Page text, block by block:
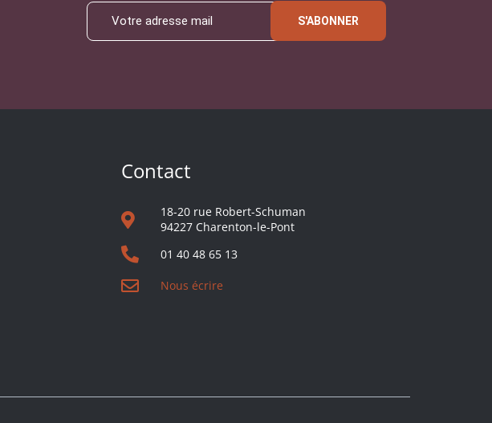
S'ABONNER
Contact
18-20 rue Robert-Schuman
94227 Charenton-le-Pont
01 40 48 65 13
Nous écrire